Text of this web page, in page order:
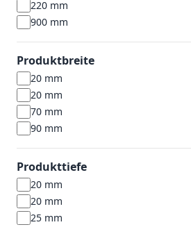
220 mm
900 mm
Produktbreite
20 mm
20 mm
70 mm
90 mm
Produkttiefe
20 mm
20 mm
25 mm